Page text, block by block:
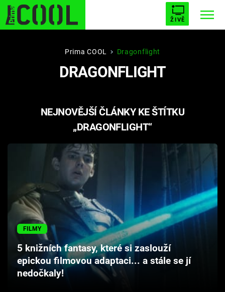
ŽIVĚ
STARHOUSE BUFFY, PŘEMOŽITELKA UPÍRŮ
PLNEJ KOTEL AVENGERS 5
Seriály
Hry
Cool Esport
Pořady
Prima COOL Dragonflight
DRAGONFLIGHT
NEJNOVĚJŠÍ ČLÁNKY KE ŠTÍTKU
„DRAGONFLIGHT“
FILMY
5 knižních fantasy, které si zaslouží
epickou filmovou adaptaci... a stále se jí
nedočkaly!